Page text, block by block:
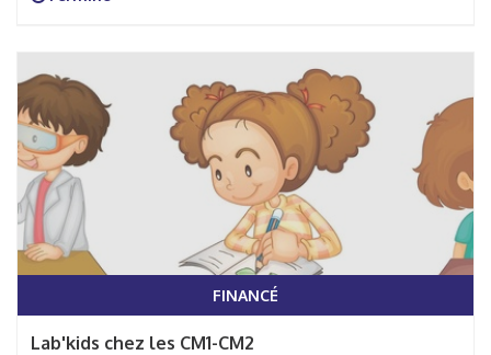
FINANCÉ
Lab'kids chez les CM1-CM2